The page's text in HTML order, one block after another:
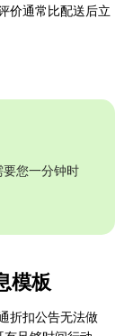
价通常比配送后立
您一分钟时
模板
折扣公告无法做